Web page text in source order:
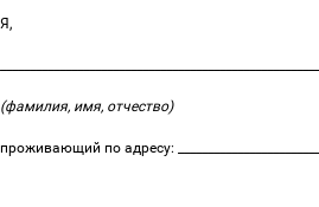
Я,
(фамилия, имя, отчество)
проживающий по адресу: